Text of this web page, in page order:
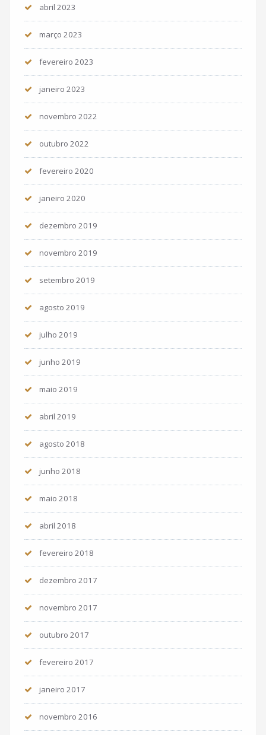
abril 2023
março 2023
fevereiro 2023
janeiro 2023
novembro 2022
outubro 2022
fevereiro 2020
janeiro 2020
dezembro 2019
novembro 2019
setembro 2019
agosto 2019
julho 2019
junho 2019
maio 2019
abril 2019
agosto 2018
junho 2018
maio 2018
abril 2018
fevereiro 2018
dezembro 2017
novembro 2017
outubro 2017
fevereiro 2017
janeiro 2017
novembro 2016